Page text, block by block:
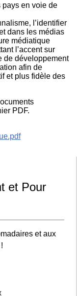
pays en voie de
l’identifier
dans les médias
médiatique
l’accent sur
de développement
afin de
et plus fidèle des
PDF.
et Pour
et aux